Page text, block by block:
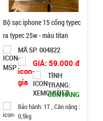
Đặt
hàng
Thanh xốp
chặn cửa
cách âm
MÃ
Bộ sạc iphone 15 cổng typec
ra typec 25w - màu titan
MÃ SP: 004822
GIÁ: 59.000 đ
TÌNH
TRẠNG:
CÒN HÀNG
Bảo hành: 1T , Cân nặng :
0,5kg